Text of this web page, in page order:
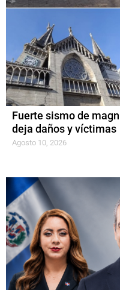
Fuerte sismo de
deja daños y víctimas
Agosto 10, 2026